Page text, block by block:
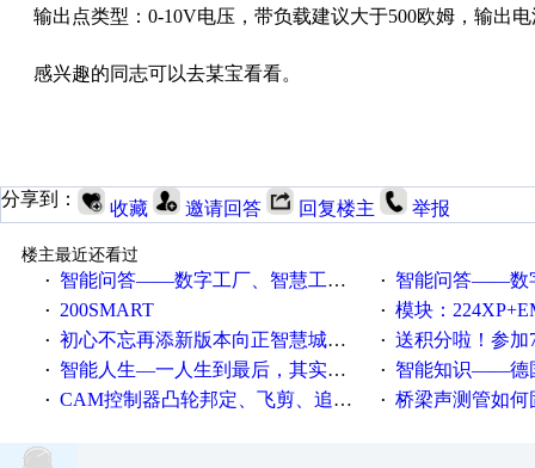
输出点类型： 0-10V电压，带负载建议大于500欧姆，输出
感兴趣的同志可以去某宝看看。
分享到： 收藏 邀请回答 回复楼主 举报
楼主最近还看过
·
智能问答——数字工厂、智慧工厂和智能制造三者的区别是什么？ · 智能问答——数字化工厂与
· 200SMART · 模块：
· 初心不忘再添新版本向正智慧城市云展厅3.0版亮相 · 送积分啦！参加7月6日
· 智能人生—一人生到最后，其实拼的都是人品 · 智能知识——德国工业崛起
· CAM控制器凸轮邦定、飞剪、追剪等C功能块 · 桥梁声测管如何固